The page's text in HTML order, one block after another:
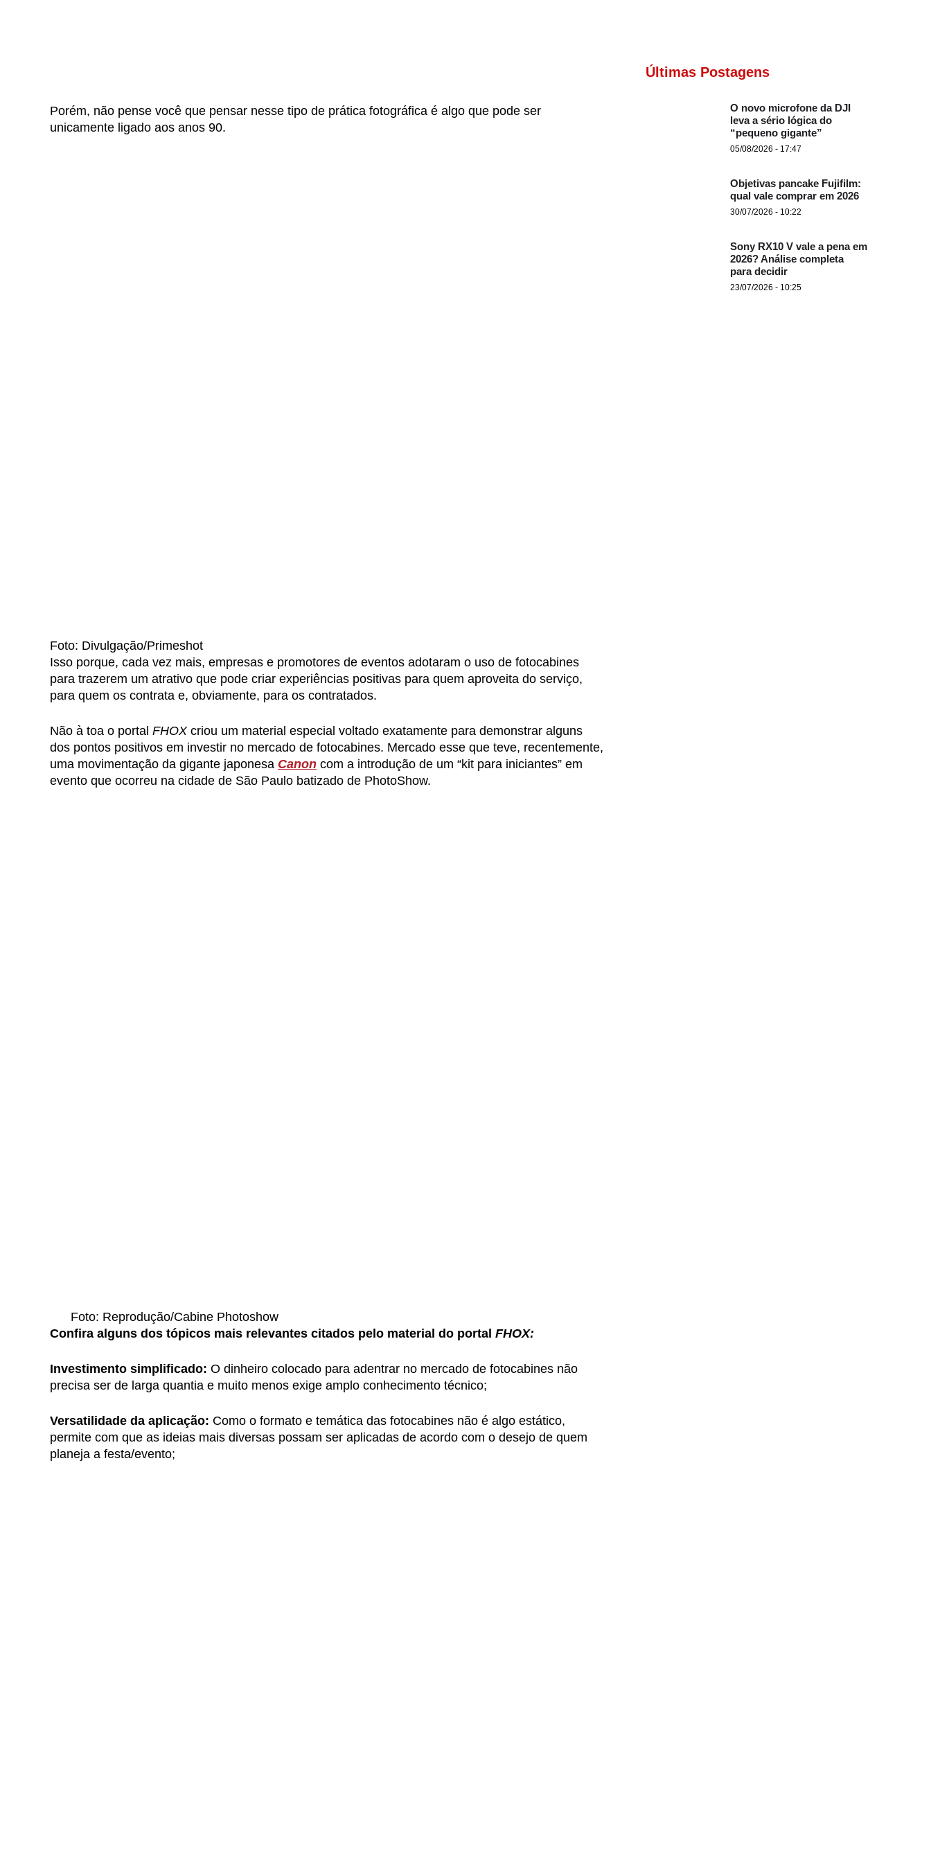
Porém, não pense você que pensar nesse tipo de prática fotográfica é algo que pode ser
unicamente ligado aos anos 90.
Foto: Divulgação/Primeshot
Isso porque, cada vez mais, empresas e promotores de eventos adotaram o uso de fotocabines
para trazerem um atrativo que pode criar experiências positivas para quem aproveita do serviço,
para quem os contrata e, obviamente, para os contratados.
Não à toa o portal FHOX criou um material especial voltado exatamente para demonstrar alguns
dos pontos positivos em investir no mercado de fotocabines. Mercado esse que teve, recentemente,
uma movimentação da gigante japonesa Canon com a introdução de um “kit para iniciantes” em
evento que ocorreu na cidade de São Paulo batizado de PhotoShow.
Foto: Reprodução/Cabine Photoshow
Confira alguns dos tópicos mais relevantes citados pelo material do portal FHOX:
Investimento simplificado: O dinheiro colocado para adentrar no mercado de fotocabines não
precisa ser de larga quantia e muito menos exige amplo conhecimento técnico;
Versatilidade da aplicação: Como o formato e temática das fotocabines não é algo estático,
permite com que as ideias mais diversas possam ser aplicadas de acordo com o desejo de quem
planeja a festa/evento;
Últimas Postagens
O novo microfone da DJI
leva a sério lógica do
“pequeno gigante”
05/08/2026 - 17:47
Objetivas pancake Fujifilm:
qual vale comprar em 2026
30/07/2026 - 10:22
Sony RX10 V vale a pena em
2026? Análise completa
para decidir
23/07/2026 - 10:25